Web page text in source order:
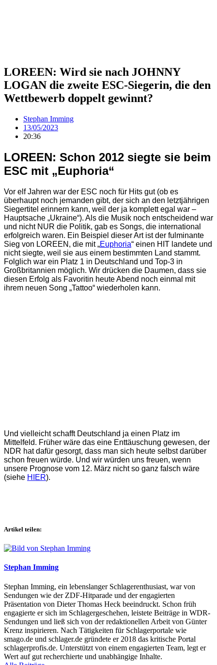
LOREEN: Wird sie nach JOHNNY
LOGAN die zweite ESC-Siegerin, die den
Wettbewerb doppelt gewinnt?
Stephan Imming
13/05/2023
20:36
LOREEN: Schon 2012 siegte sie beim
ESC mit „Euphoria“
Vor elf Jahren war der ESC noch für Hits gut (ob es
überhaupt noch jemanden gibt, der sich an den letztjährigen
Siegertitel erinnern kann, weil der ja komplett egal war –
Hauptsache „Ukraine“). Als die Musik noch entscheidend war
und nicht NUR die Politik, gab es Songs, die international
erfolgreich waren. Ein Beispiel dieser Art ist der fulminante
Sieg von LOREEN, die mit „Euphoria“ einen HIT landete und
nicht siegte, weil sie aus einem bestimmten Land stammt.
Folglich war ein Platz 1 in Deutschland und Top-3 in
Großbritannien möglich. Wir drücken die Daumen, dass sie
diesen Erfolg als Favoritin heute Abend noch einmal mit
ihrem neuen Song „Tattoo“ wiederholen kann.
Und vielleicht schafft Deutschland ja einen Platz im
Mittelfeld. Früher wäre das eine Enttäuschung gewesen, der
NDR hat dafür gesorgt, dass man sich heute selbst darüber
schon freuen würde. Und wir würden uns freuen, wenn
unsere Prognose vom 12. März nicht so ganz falsch wäre
(siehe HIER).
Artikel teilen:
Stephan Imming
Stephan Imming, ein lebenslanger Schlagerenthusiast, war von
Sendungen wie der ZDF-Hitparade und der engagierten
Präsentation von Dieter Thomas Heck beeindruckt. Schon früh
engagierte er sich im Schlagergeschehen, leistete Beiträge in WDR-
Sendungen und ließ sich von der redaktionellen Arbeit von Günter
Krenz inspirieren. Nach Tätigkeiten für Schlagerportale wie
smago.de und schlager.de gründete er 2018 das kritische Portal
schlagerprofis.de. Unterstützt von einem engagierten Team, legt er
Wert auf gut recherchierte und unabhängige Inhalte.